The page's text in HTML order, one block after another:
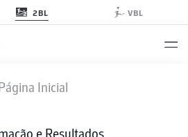
2BL VBL
Inicial
e Resultados
H96